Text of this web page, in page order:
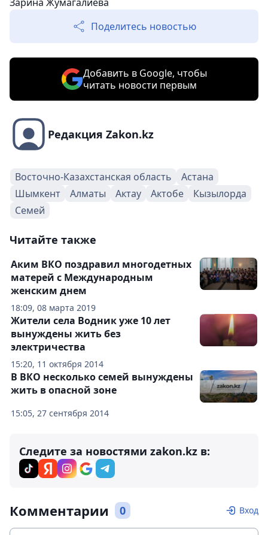
Поделитесь новостью
Добавить в Google, чтобы
читать новости первым
Редакция Zakon.kz
Восточно-Казахстанская область
Астана
Шымкент
Алматы Актау Актобе
Кызылорда
Семей
Читайте также
18:09, 08 марта 2019
Аким ВКО поздравил многодетных
матерей с Международным
женским днем
15:20, 11 октября 2014
Жители села Водник уже 10 лет
вынуждены жить без
электричества
15:05, 27 сентября 2014
В ВКО несколько семей вынуждены
жить в опасной зоне
Следите за новостями zakon.kz в:
Комментарии 0 Вход